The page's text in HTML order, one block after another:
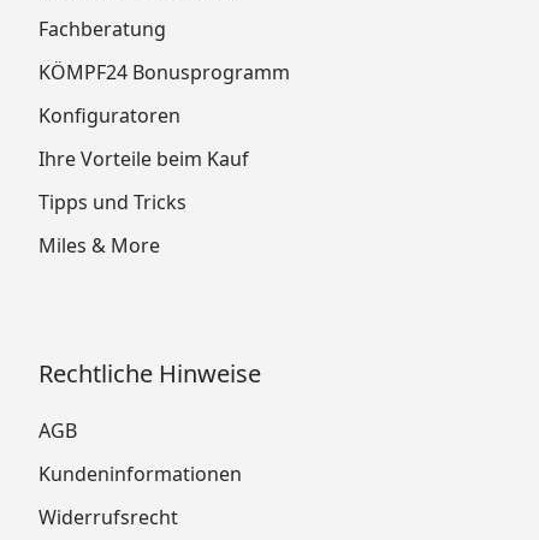
Fachberatung
KÖMPF24 Bonusprogramm
Konfiguratoren
Ihre Vorteile beim Kauf
Tipps und Tricks
Miles & More
Rechtliche Hinweise
AGB
Kundeninformationen
Widerrufsrecht